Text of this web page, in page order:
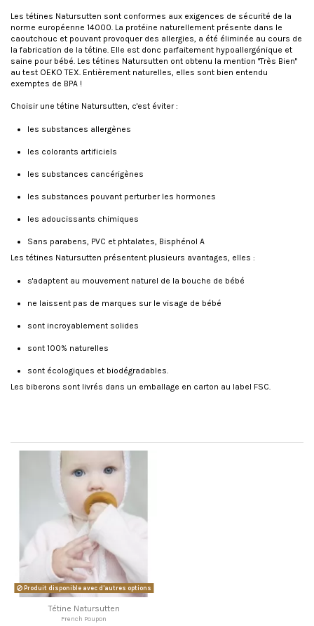
Les tétines Natursutten sont conformes aux exigences de sécurité de la
norme européenne 14000. La protéine naturellement présente dans le
caoutchouc et pouvant provoquer des allergies, a été éliminée au cours de
la fabrication de la tétine. Elle est donc parfaitement hypoallergénique et
saine pour bébé. Les tétines Natursutten ont obtenu la mention "Très Bien"
au test OEKO TEX. Entièrement naturelles, elles sont bien entendu
exemptes de BPA !
Choisir une tétine Natursutten, c'est éviter :
les substances allergènes
les colorants artificiels
les substances cancérigènes
les substances pouvant perturber les hormones
les adoucissants chimiques
Sans parabens, PVC et phtalates, Bisphénol A
Les tétines Natursutten présentent plusieurs avantages, elles :
s'adaptent au mouvement naturel de la bouche de bébé
ne laissent pas de marques sur le visage de bébé
sont incroyablement solides
sont 100% naturelles
sont écologiques et biodégradables.
Les biberons sont livrés dans un emballage en carton au label FSC.
Produit disponible avec d'autres options
Tétine Natursutten
French Poupon